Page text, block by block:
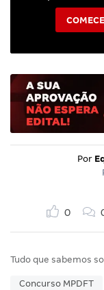
Por
0
Tudo que sabemos
Concurso MPDFT